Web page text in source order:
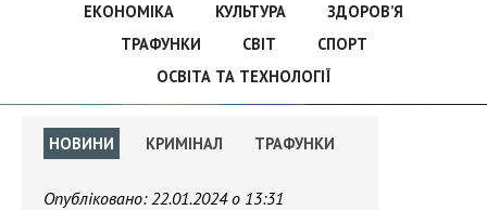
ЕКОНОМІКА
КУЛЬТУРА
ЗДОРОВ’Я
ТРАФУНКИ
СВІТ
СПОРТ
ОСВІТА ТА ТЕХНОЛОГІЇ
НОВИНИ КРИМІНАЛ ТРАФУНКИ
Опубліковано:22.01.2024 о 13:31